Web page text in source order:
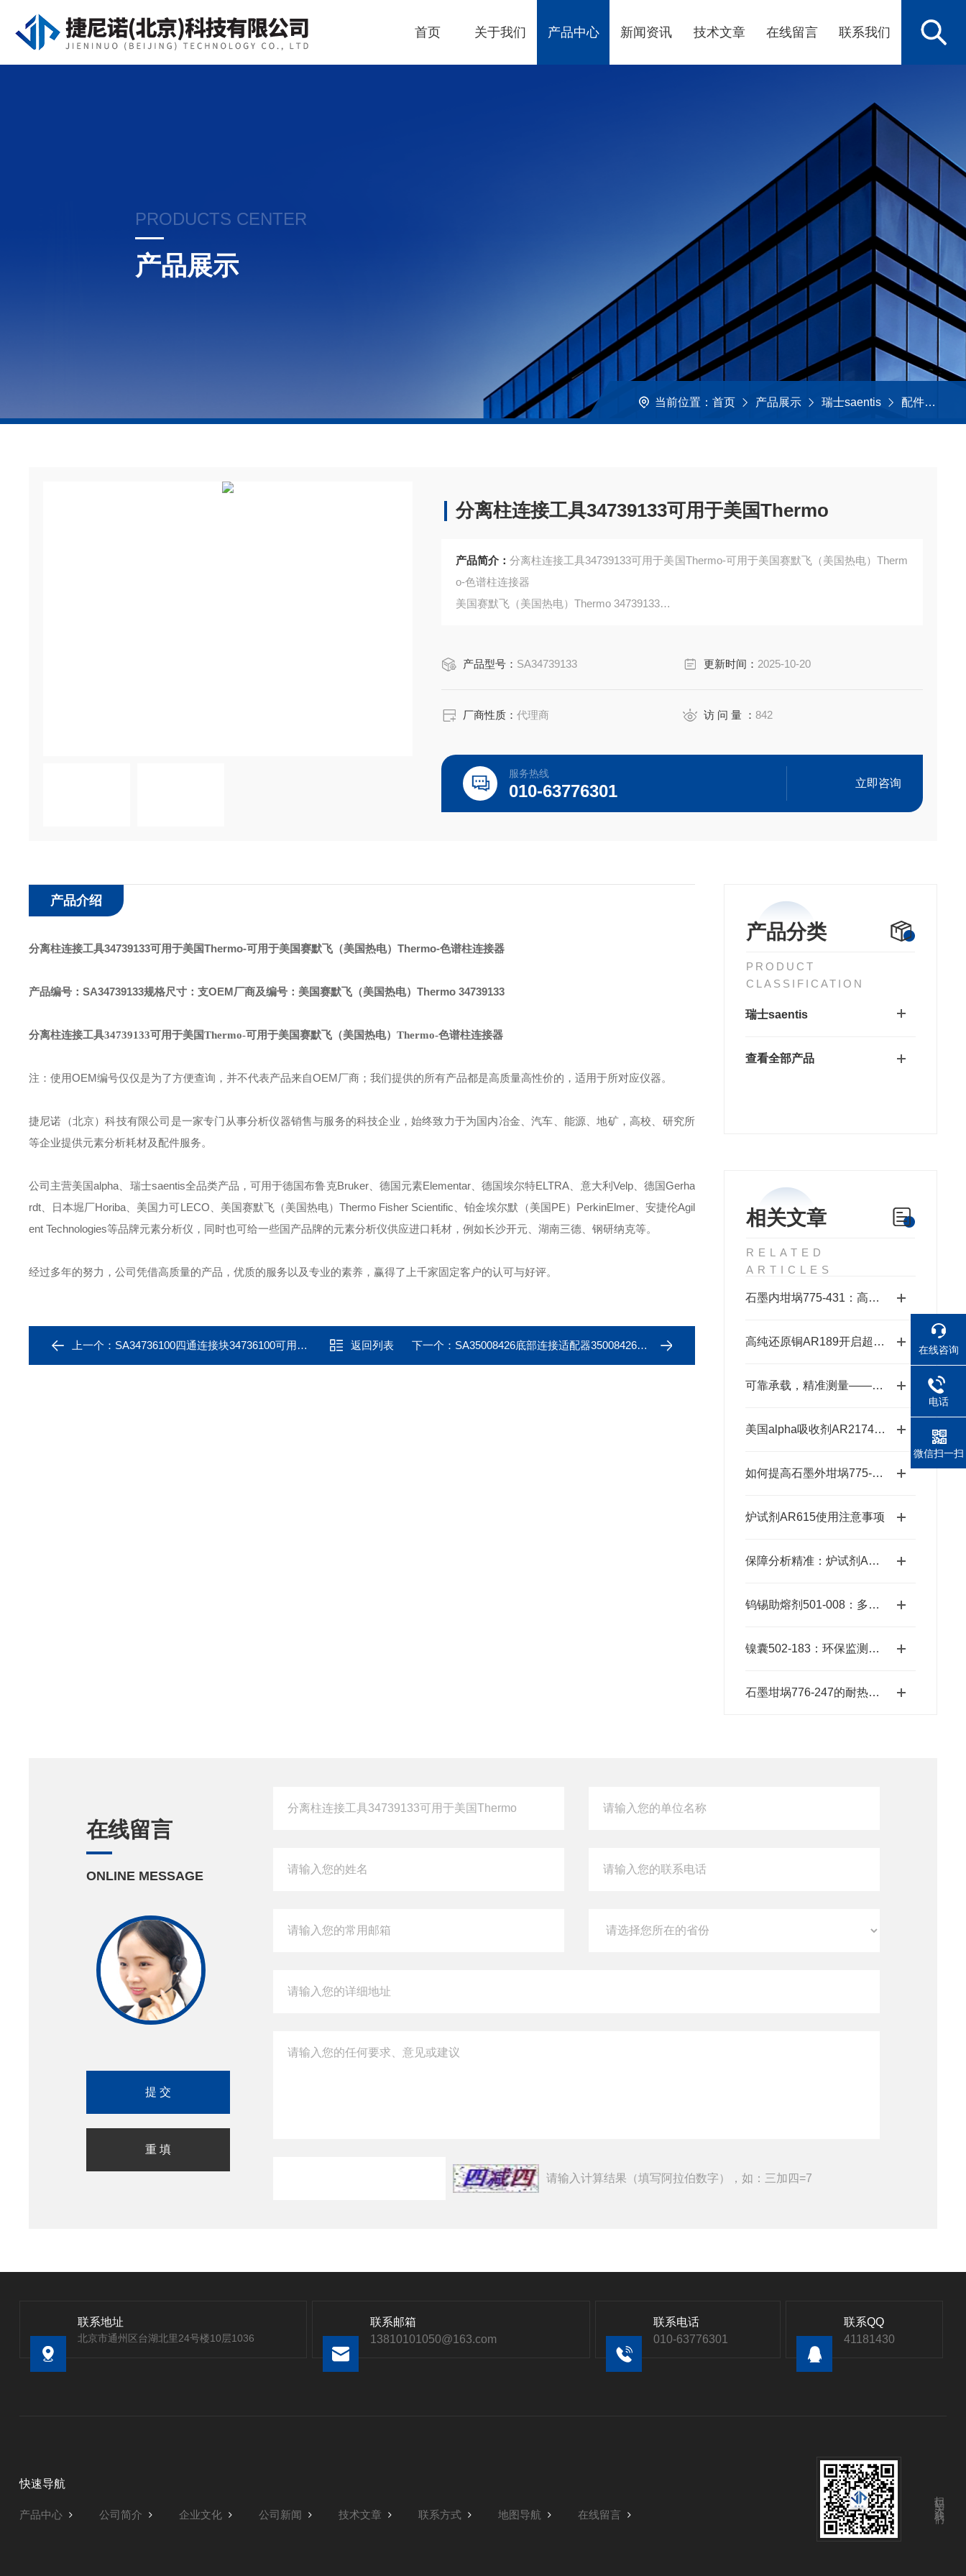
首页 关于我们 产品中心 新闻资讯 技术文章 在线留言 联系我们
PRODUCTS CENTER
产品展示
当前位置： 首页 产品展示 瑞士saentis 配件及工具
分离柱连接工具34739133可用于美国Thermo
产品简介：分离柱连接工具34739133可用于美国Thermo-可用于美国赛默飞（美国热电）Therm
o-色谱柱连接器
美国赛默飞（美国热电）Thermo 34739133
产品型号： SA34739133 更新时间： 2025-10-20
厂商性质：代理商 访 问 量 ：842
服务热线
010-63776301 立即咨询
产品分类
PRODUCT
CLASSIFICATION
瑞士saentis
查看全部产品
相关文章
RELATED
ARTICLES
石墨内坩埚775-431：高温熔炼的坚实卫士
高纯还原铜AR189开启超纯金属新时代的“铜”话钥匙
可靠承载，精准测量——锡箔杯SA76152301
美国alpha吸收剂AR2174：适配多种元素的精准分析需求
如何提高石墨外坩埚775-433的使用寿命？
炉试剂AR615使用注意事项
保障分析精准：炉试剂AR615的可靠性能
钨锡助熔剂501-008：多元样品熔融的高效适配方案
镍囊502-183：环保监测的精准工具
石墨坩埚776-247的耐热温度范围是多少？
产品介绍
分离柱连接工具34739133可用于美国Thermo-可用于美国赛默飞（美国热电）Thermo-色谱柱连接器
产品编号：SA34739133规格尺寸：支OEM厂商及编号：美国赛默飞（美国热电）Thermo 34739133
分离柱连接工具34739133可用于美国Thermo-可用于美国赛默飞（美国热电）Thermo-色谱柱连接器
注：使用OEM编号仅仅是为了方便查询，并不代表产品来自OEM厂商；我们提供的所有产品都是高质量高性价的，适用于所对应仪器。
捷尼诺（北京）科技有限公司是一家专门从事分析仪器销售与服务的科技企业，始终致力于为国内冶金、汽车、能源、地矿，高校、研究所
等企业提供元素分析耗材及配件服务。
公司主营美国alpha、瑞士saentis全品类产品，可用于德国布鲁克Bruker、德国元素Elementar、德国埃尔特ELTRA、意大利Velp、德国Gerha
rdt、日本堀厂Horiba、美国力可LECO、美国赛默飞（美国热电）Thermo Fisher Scientific、铂金埃尔默（美国PE）PerkinElmer、安捷伦Agil
ent Technologies等品牌元素分析仪，同时也可给一些国产品牌的元素分析仪供应进口耗材，例如长沙开元、湖南三德、钢研纳克等。
经过多年的努力，公司凭借高质量的产品，优质的服务以及专业的素养，赢得了上千家固定客户的认可与好评。
上一个： SA34736100四通连接块34736100可用于美国Thermo 返回列表 下一个： SA35008426底部连接适配器35008426可用于美国Thermo
在线留言
ONLINE MESSAGE
请输入计算结果（填写阿拉伯数字），如：三加四=7
联系地址
北京市通州区台湖北里24号楼10层1036
联系邮箱
13810101050@163.com
联系电话
010-63776301
联系QQ
41181430
快速导航
产品中心 公司简介 企业文化 公司新闻 技术文章 联系方式 地图导航 在线留言
扫码关注我们
在线咨询
电话
微信扫一扫